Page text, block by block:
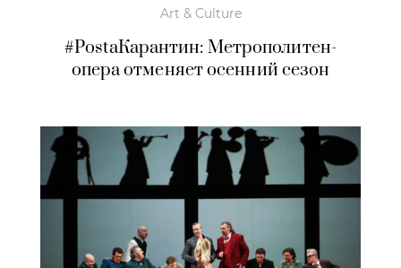
Art & Culture
#PostaКарантин: Метрополитен-
опера отменяет осенний сезон